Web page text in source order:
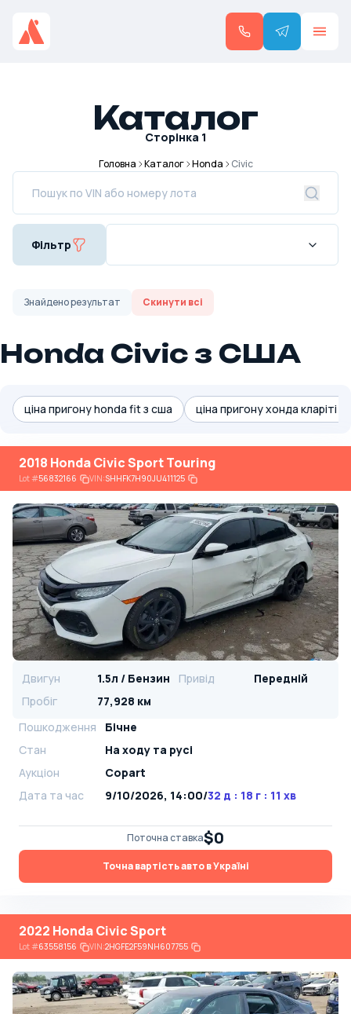
Каталог
Сторінка 1
Головна Каталог Honda Civic
Фільтр
Знайденорезультат Скинути всі
Honda Civic з США
ціна пригону honda fit з сша ціна пригону хонда кларіті з
2018 Honda Civic Sport Touring
Lot#56832166 VIN:SHHFK7H90JU411125
Двигун 1.5л / Бензин Привід
Передній
Пробіг
77,928 км
Пошкодження
Бічне
Стан
На ​​ходу та русі
Аукціон
Copart
Дата та час
9/10/2026, 14:00/32 д : 18 г : 11 хв
Поточна ставка$0
Точна вартість авто в Україні
2022 Honda Civic Sport
Lot#63558156 VIN:2HGFE2F59NH607755